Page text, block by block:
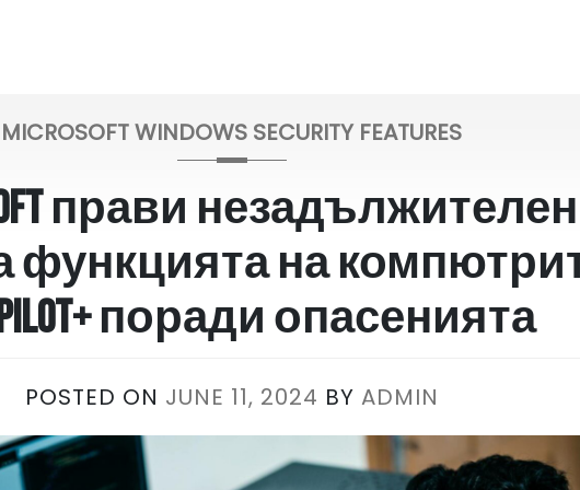
MICROSOFT WINDOWS SECURITY FEATURES
прави незадължителен
функцията на
поради опасенията
POSTED ON JUNE 11, 2024 BY ADMIN